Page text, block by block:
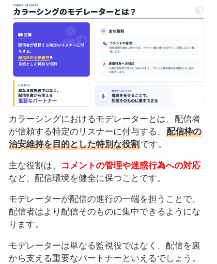
カラーシングにおけるモデレーターとは、配信者
が信頼する特定のリスナーに付与する、 配信枠の
治安維持を目的とした特別な役割です。
主な役割は、
コメントの管理や迷惑行為への対応
など、配信環境を健全に保つことです。
モデレーターが配信の進行の一端を担うことで、
配信者はより配信そのものに集中できるようにな
ります。
モデレーターは単なる監視役ではなく、配信を裏
から支える重要なパートナーといえるでしょう。